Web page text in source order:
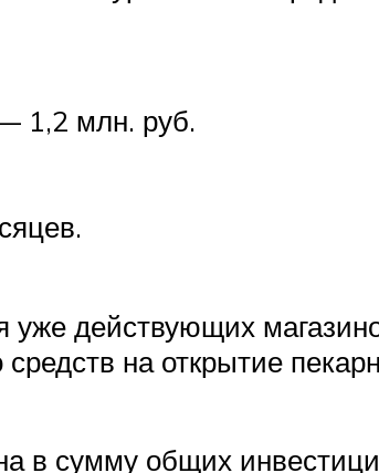
1,2 млн. руб.
действующих
на открытие
в сумму общих